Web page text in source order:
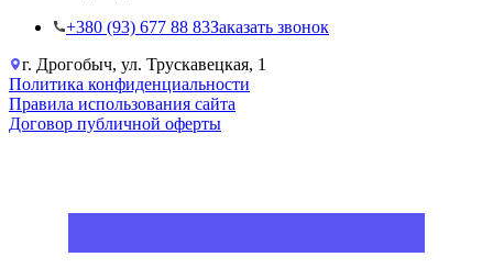
+38‎0 (93) 677 88 83Заказать звонок
г. Дрогобыч, ул. Трускавецкая, 1
Политика конфиденциальности
Правила использования сайта
Договор публичной оферты